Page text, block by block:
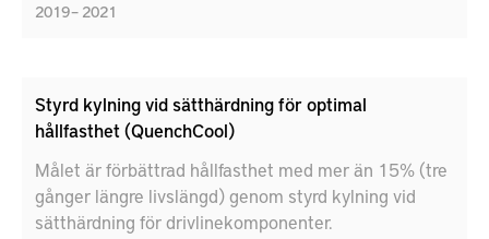
2019 – 2021
Styrd kylning vid sätthärdning för optimal
hållfasthet (QuenchCool)
Målet är förbättrad hållfasthet med mer än 15% (tre
gånger längre livslängd) genom styrd kylning vid
sätthärdning för drivlinekomponenter.